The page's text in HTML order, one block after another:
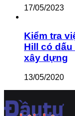
17/05/2023
Kiểm tra
Hill có
xây dựng
13/05/2020